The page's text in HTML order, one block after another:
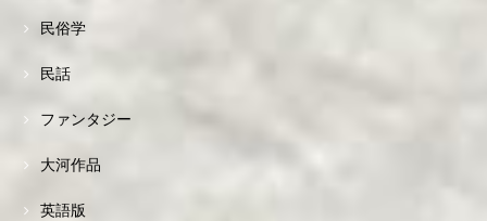
民俗学
民話
ファンタジー
大河作品
英語版